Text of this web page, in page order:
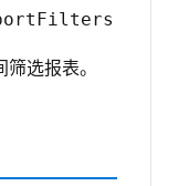
选报表。